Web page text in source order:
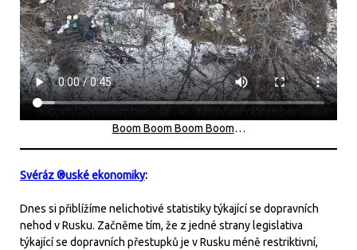
Boom Boom Boom Boom…
Svéráz ®uské ekonomiky:
Dnes si přiblížíme nelichotivé statistiky týkající se dopravních
nehod v Rusku. Začněme tím, že z jedné strany legislativa
týkající se dopravních přestupků je v Rusku méně restriktivní,